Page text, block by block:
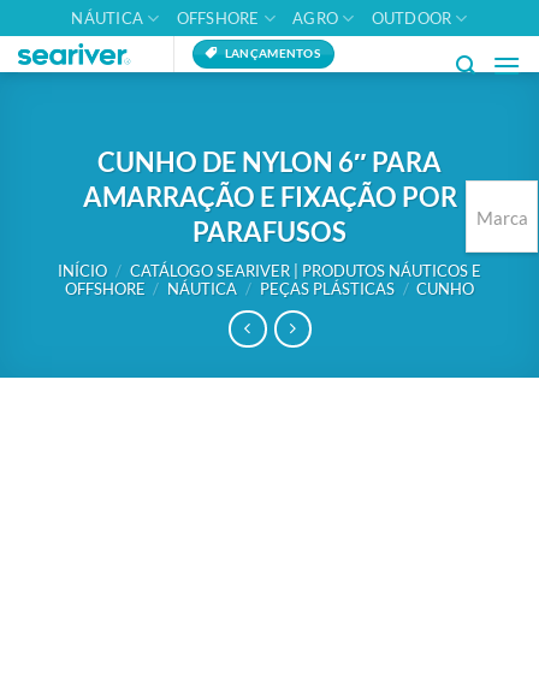
to
content
NÁUTICA OFFSHORE AGRO OUTDOOR
LANÇAMENTOS
CUNHO DE NYLON 6″ PARA
AMARRAÇÃO E FIXAÇÃO POR
PARAFUSOS
INÍCIO / CATÁLOGO SEARIVER | PRODUTOS NÁUTICOS E
OFFSHORE / NÁUTICA / PEÇAS PLÁSTICAS / CUNHO
Marca